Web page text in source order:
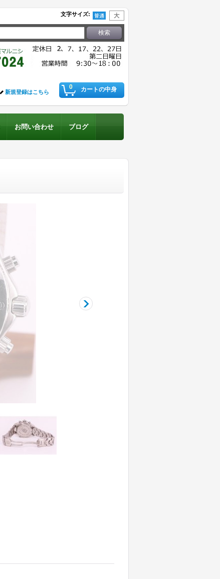
文字サイズ:
0 カートの中身
新規登録はこちら
お問い合わせ ブログ